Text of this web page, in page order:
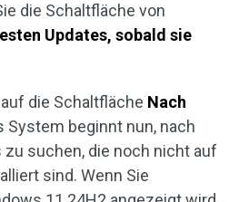
die Schaltfläche von
Updates, sobald sie
die Schaltfläche Nach
System beginnt nun, nach
suchen, die noch nicht auf
sind. Wenn Sie